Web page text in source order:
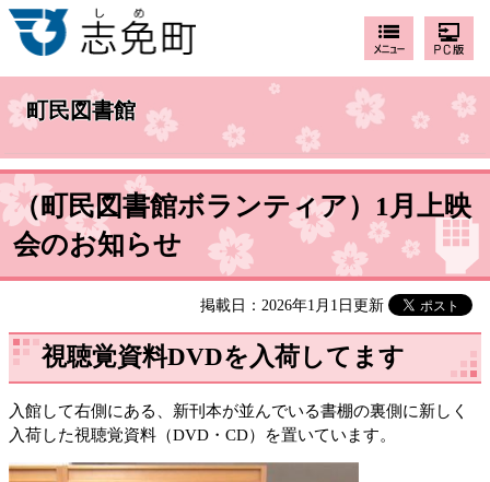
町民図書館
（町民図書館ボランティア）1月上映
会のお知らせ
掲載日：2026年1月1日更新
視聴覚資料DVDを入荷してます
入館して右側にある、新刊本が並んでいる書棚の裏側に新しく
入荷した視聴覚資料（DVD・CD）を置いています。